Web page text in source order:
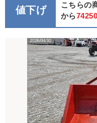
値下げ こちらの
から